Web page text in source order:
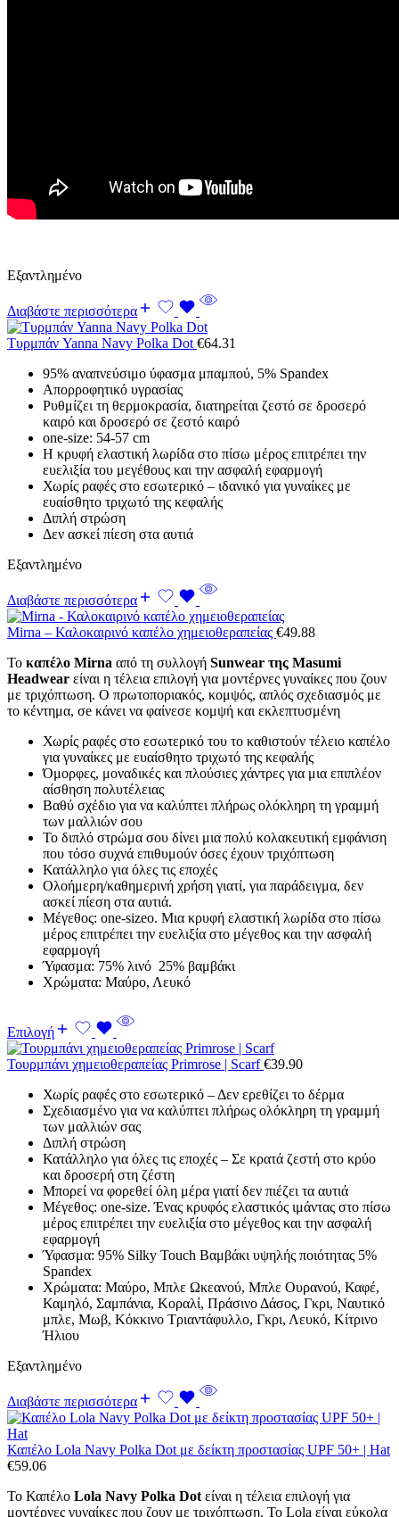
Εξαντλημένο
Διαβάστε περισσότερα
Τυρμπάν Yanna Navy Polka Dot €64.31
95% αναπνεύσιμο ύφασμα μπαμπού, 5% Spandex
Απορροφητικό υγρασίας
Ρυθμίζει τη θερμοκρασία, διατηρείται ζεστό σε δροσερό
καιρό και δροσερό σε ζεστό καιρό
one-size: 54-57 cm
Η κρυφή ελαστική λωρίδα στο πίσω μέρος επιτρέπει την
ευελιξία του μεγέθους και την ασφαλή εφαρμογή
Χωρίς ραφές στο εσωτερικό – ιδανικό για γυναίκες με
ευαίσθητο τριχωτό της κεφαλής
Διπλή στρώση
Δεν ασκεί πίεση στα αυτιά
Εξαντλημένο
Διαβάστε περισσότερα
Mirna – Καλοκαιρινό καπέλο χημειοθεραπείας €49.88
Το καπέλο Mirna από τη συλλογή Sunwear της Masumi
Headwear είναι η τέλεια επιλογή για μοντέρνες γυναίκες που ζουν
με τριχόπτωση. Ο πρωτοποριακός, κομψός, απλός σχεδιασμός με
το κέντημα, σe κάνει να φαίνεσε κομψή και εκλεπτυσμένη
Χωρίς ραφές στο εσωτερικό του το καθιστούν τέλειο καπέλο
για γυναίκες με ευαίσθητο τριχωτό της κεφαλής
Όμορφες, μοναδικές και πλούσιες χάντρες για μια επιπλέον
αίσθηση πολυτέλειας
Βαθύ σχέδιο για να καλύπτει πλήρως ολόκληρη τη γραμμή
των μαλλιών σου
Το διπλό στρώμα σου δίνει μια πολύ κολακευτική εμφάνιση
που τόσο συχνά επιθυμούν όσες έχουν τριχόπτωση
Κατάλληλο για όλες τις εποχές
Ολοήμερη/καθημερινή χρήση γιατί, για παράδειγμα, δεν
ασκεί πίεση στα αυτιά.
Μέγεθος: one-sizeο. Μια κρυφή ελαστική λωρίδα στο πίσω
μέρος επιτρέπει την ευελιξία στο μέγεθος και την ασφαλή
εφαρμογή
Ύφασμα: 75% λινό 25% βαμβάκι
Χρώματα: Μαύρο, Λευκό
Επιλογή
Τουρμπάνι χημειοθεραπείας Primrose | Scarf€39.90
Χωρίς ραφές στο εσωτερικό – Δεν ερεθίζει το δέρμα
Σχεδιασμένο για να καλύπτει πλήρως ολόκληρη τη γραμμή
των μαλλιών σας
Διπλή στρώση
Κατάλληλο για όλες τις εποχές – Σε κρατά ζεστή στο κρύο
και δροσερή στη ζέστη
Μπορεί να φορεθεί όλη μέρα γιατί δεν πιέζει τα αυτιά
Μέγεθος: one-size. Ένας κρυφός ελαστικός ιμάντας στο πίσω
μέρος επιτρέπει την ευελιξία στο μέγεθος και την ασφαλή
εφαρμογή
Ύφασμα: 95% Silky Touch Βαμβάκι υψηλής ποιότητας 5%
Spandex
Χρώματα: Μαύρο, Μπλε Ωκεανού, Μπλε Ουρανού, Καφέ,
Καμηλό, Σαμπάνια, Κοραλί, Πράσινο Δάσος, Γκρι, Ναυτικό
μπλε, Μωβ, Κόκκινο Τριαντάφυλλο, Γκρι, Λευκό, Κίτρινο
Ήλιου
Εξαντλημένο
Διαβάστε περισσότερα
Καπέλο Lola Navy Polka Dot με δείκτη προστασίας UPF 50+ | Hat
€59.06
Το Καπέλο Lola Navy Polka Dot είναι η τέλεια επιλογή για
μοντέρνες γυναίκες που ζουν με τριχόπτωση. Το Lola είναι εύκολα